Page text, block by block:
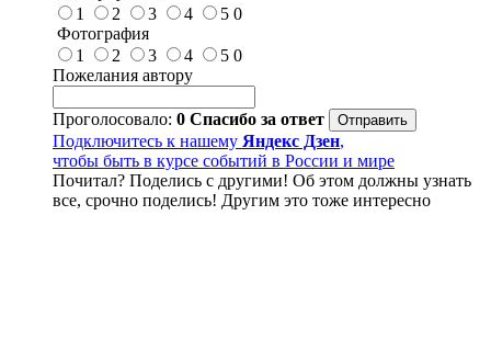
1
2 3 4 5 0
Фотография
1
2 3 4 5 0
Пожелания автору
Проголосовало: 0 Спасибо за ответ
Подключитесь к нашему Яндекс Дзен,
чтобы быть в курсе событий в России и мире
Почитал? Поделись с другими! Об этом должны узнать
все, срочно поделись! Другим это тоже интересно